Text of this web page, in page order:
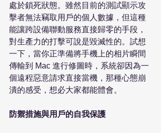
處於鎖死狀態。雖然目前的測試顯示攻
擊者無法竊取用戶的個人數據，但這種
能讓跨設備聯動服務直接歸零的手段，
對生產力的打擊可說是毀滅性的。試想
一下，當你正準備將手機上的相片瞬間
傳輸到 Mac 進行修圖時，系統卻因為一
個遠程惡意請求直接當機，那種心態崩
潰的感受，想必大家都能體會。
防禦措施與用戶的自我保護